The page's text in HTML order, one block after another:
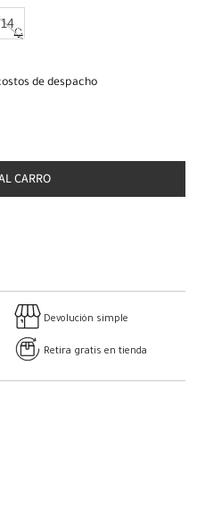
14
de despacho
CARRO
Devolución simple
Retira gratis en tienda